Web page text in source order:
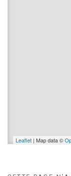
Leaflet | Map data ©